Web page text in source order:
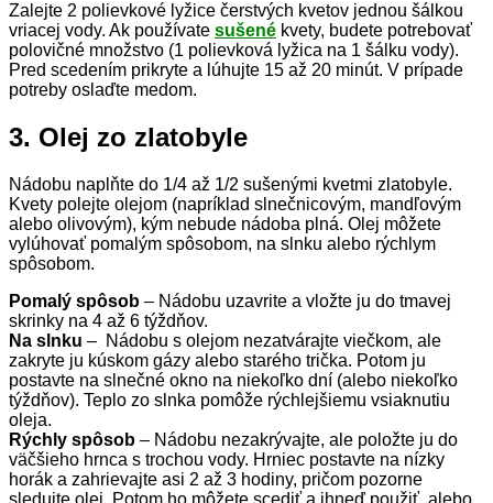
Zalejte 2 polievkové lyžice čerstvých kvetov jednou šálkou
vriacej vody. Ak používate sušené kvety, budete potrebovať
polovičné množstvo (1 polievková lyžica na 1 šálku vody).
Pred scedením prikryte a lúhujte 15 až 20 minút. V prípade
potreby oslaďte medom.
3. Olej zo zlatobyle
Nádobu naplňte do 1/4 až 1/2 sušenými kvetmi zlatobyle.
Kvety polejte olejom (napríklad slnečnicovým, mandľovým
alebo olivovým), kým nebude nádoba plná. Olej môžete
vylúhovať pomalým spôsobom, na slnku alebo rýchlym
spôsobom.
Pomalý spôsob – Nádobu uzavrite a vložte ju do tmavej
skrinky na 4 až 6 týždňov.
Na slnku – Nádobu s olejom nezatvárajte viečkom, ale
zakryte ju kúskom gázy alebo starého trička. Potom ju
postavte na slnečné okno na niekoľko dní (alebo niekoľko
týždňov). Teplo zo slnka pomôže rýchlejšiemu vsiaknutiu
oleja.
Rýchly spôsob – Nádobu nezakrývajte, ale položte ju do
väčšieho hrnca s trochou vody. Hrniec postavte na nízky
horák a zahrievajte asi 2 až 3 hodiny, pričom pozorne